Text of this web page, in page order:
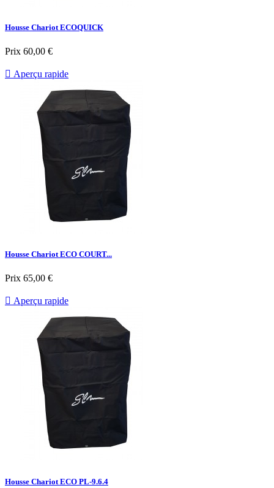
Housse Chariot ECOQUICK
Prix 60,00 €
 Aperçu rapide
Housse Chariot ECO COURT...
Prix 65,00 €
 Aperçu rapide
Housse Chariot ECO PL-9.6.4